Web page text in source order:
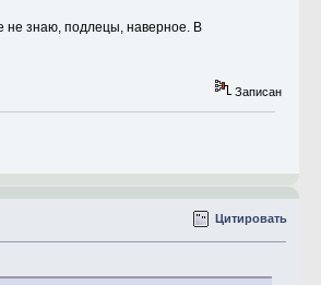
не знаю, подлецы, наверное. В
Записан
Цитировать